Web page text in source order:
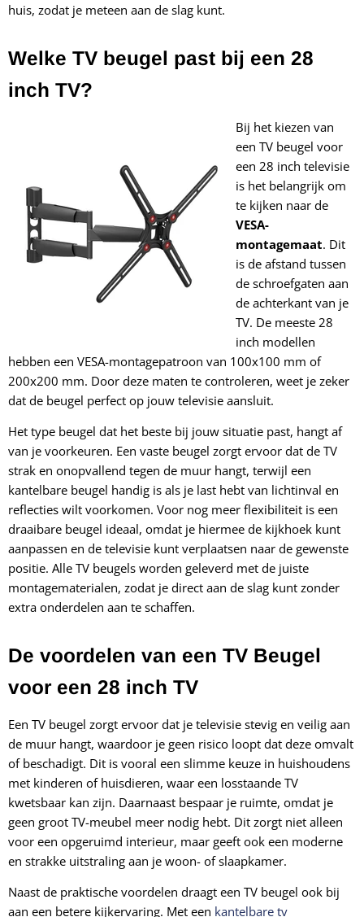
huis, zodat je meteen aan de slag kunt.
Welke TV beugel past bij een 28
inch TV?
Bij het kiezen van
een TV beugel voor
een 28 inch televisie
is het belangrijk om
te kijken naar de
VESA-
montagemaat. Dit
is de afstand tussen
de schroefgaten aan
de achterkant van je
TV. De meeste 28
inch modellen
hebben een VESA-montagepatroon van 100x100 mm of
200x200 mm. Door deze maten te controleren, weet je zeker
dat de beugel perfect op jouw televisie aansluit.
Het type beugel dat het beste bij jouw situatie past, hangt af
van je voorkeuren. Een vaste beugel zorgt ervoor dat de TV
strak en onopvallend tegen de muur hangt, terwijl een
kantelbare beugel handig is als je last hebt van lichtinval en
reflecties wilt voorkomen. Voor nog meer flexibiliteit is een
draaibare beugel ideaal, omdat je hiermee de kijkhoek kunt
aanpassen en de televisie kunt verplaatsen naar de gewenste
positie. Alle TV beugels worden geleverd met de juiste
montagematerialen, zodat je direct aan de slag kunt zonder
extra onderdelen aan te schaffen.
De voordelen van een TV Beugel
voor een 28 inch TV
Een TV beugel zorgt ervoor dat je televisie stevig en veilig aan
de muur hangt, waardoor je geen risico loopt dat deze omvalt
of beschadigt. Dit is vooral een slimme keuze in huishoudens
met kinderen of huisdieren, waar een losstaande TV
kwetsbaar kan zijn. Daarnaast bespaar je ruimte, omdat je
geen groot TV-meubel meer nodig hebt. Dit zorgt niet alleen
voor een opgeruimd interieur, maar geeft ook een moderne
en strakke uitstraling aan je woon- of slaapkamer.
Naast de praktische voordelen draagt een TV beugel ook bij
aan een betere kijkervaring. Met een kantelbare tv